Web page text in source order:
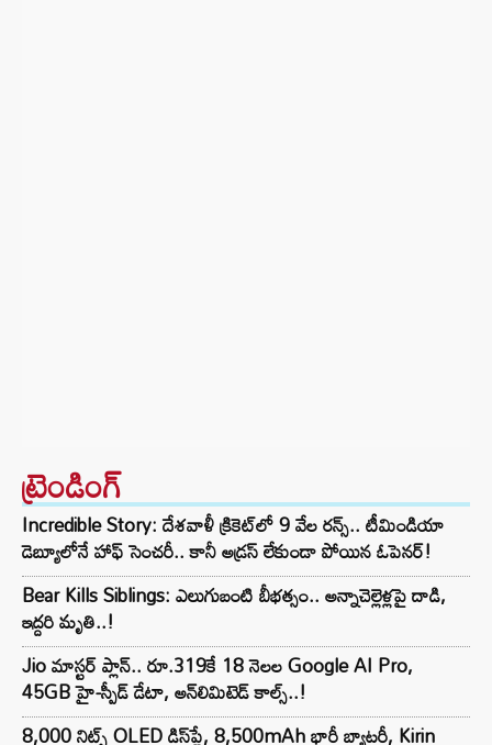
ట్రెండింగ్‌
Incredible Story: దేశవాళీ క్రికెట్‌లో 9 వేల రన్స్.. టీమిండియా
డెబ్యూలోనే హాఫ్ సెంచరీ.. కానీ అడ్రస్ లేకుండా పోయిన ఓపెనర్!
Bear Kills Siblings: ఎలుగుబంటి బీభత్సం.. అన్నాచెల్లెళ్లపై దాడి,
ఇద్దరి మృతి..!
Jio మాస్టర్ ప్లాన్.. రూ.319కే 18 నెలల Google AI Pro,
45GB హై-స్పీడ్ డేటా, అన్⁭లిమిటెడ్ కాల్స్..!
8,000 నిట్స్ OLED డిస్‌ప్లే, 8,500mAh భారీ బ్యాటరీ, Kirin